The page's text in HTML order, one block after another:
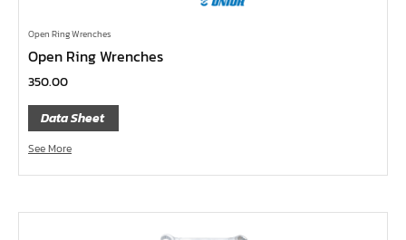
ข้อต่อ
ด้ามขันบ๊อกซ์, ด้ามเลื่อน, ด้ามขันตัวแอล, ด้ามควง
ด้ามฟรี
บ๊อกซ์เดือยโผล่
ประแจตะขอ
เหล็กส่ง, เหล็กสกัด, เหล็กตอก
Open Ring Wrenches
Open Ring Wrenches
350.00
Data Sheet
See More